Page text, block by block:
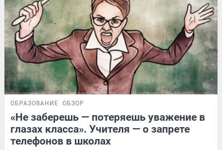
ОБРАЗОВАНИЕ ОБЗОР
«Не заберешь — потеряешь уважение в
глазах класса». Учителя — о запрете
телефонов в школах